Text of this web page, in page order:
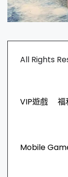
All Rights
VIP遊戲 福
Mobile